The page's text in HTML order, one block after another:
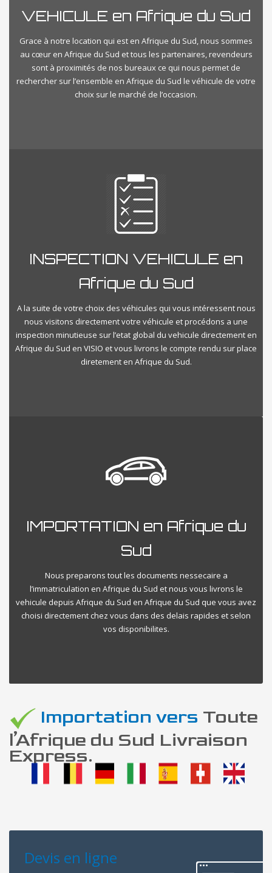
VEHICULE en Afrique du Sud
Grace à notre location qui est en Afrique du Sud, nous sommes
au cœur en Afrique du Sud et tous les partenaires, revendeurs
sont à proximités de nos bureaux ce qui nous permet de
rechercher sur l’ensemble en Afrique du Sud le véhicule de votre
choix sur le marché de l’occasion.
INSPECTION VEHICULE en
Afrique du Sud
A la suite de votre choix des véhicules qui vous intéressent nous
nous visitons directement votre véhicule et procédons a une
inspection minutieuse sur l’etat global du vehicule directement en
Afrique du Sud en VISIO et vous livrons le compte rendu sur place
diretement en Afrique du Sud.
IMPORTATION en Afrique du
Sud
Nous preparons tout les documents nessecaire a
l’immatriculation en Afrique du Sud et nous vous livrons le
vehicule depuis Afrique du Sud en Afrique du Sud que vous avez
choisi directement chez vous dans des delais rapides et selon
vos disponibilites.
Importation vers Toute
l’Afrique du Sud Livraison
Express.
Devis en ligne